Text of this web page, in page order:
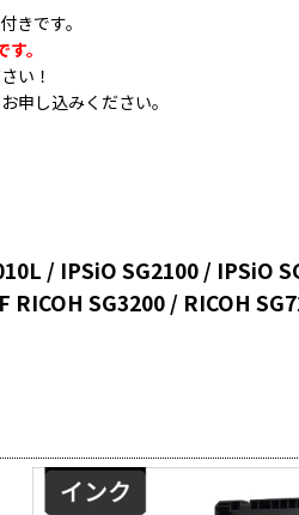
きです。
。
い！
申し込みください。
/ IPSiO SG2100 / IPSiO
RICOH SG3200 / RICOH